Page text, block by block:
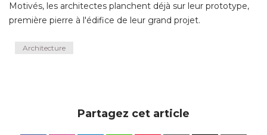
Motivés, les architectes planchent déjà sur leur prototype,
première pierre à l'édifice de leur grand projet.
Architecture
Partagez cet article